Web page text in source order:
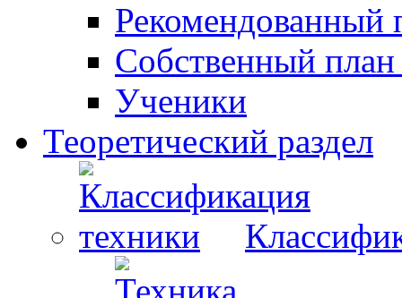
Рекомендованный
Собственный
Ученики
Теоретический раздел